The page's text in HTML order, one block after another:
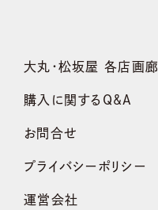
大丸・松坂屋 各店画廊
購入に関するQ&A
お問合せ
プライバシーポリシー
運営会社